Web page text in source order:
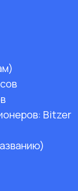
Bitzer